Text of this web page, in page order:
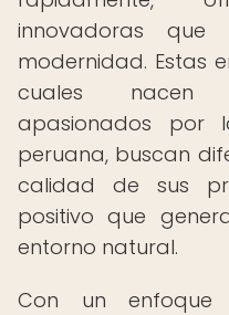
innovadoras
modernidad. Estas
cuales nacen
apasionados
peruana, buscan
calidad de sus
positivo que
entorno natural.
Con un